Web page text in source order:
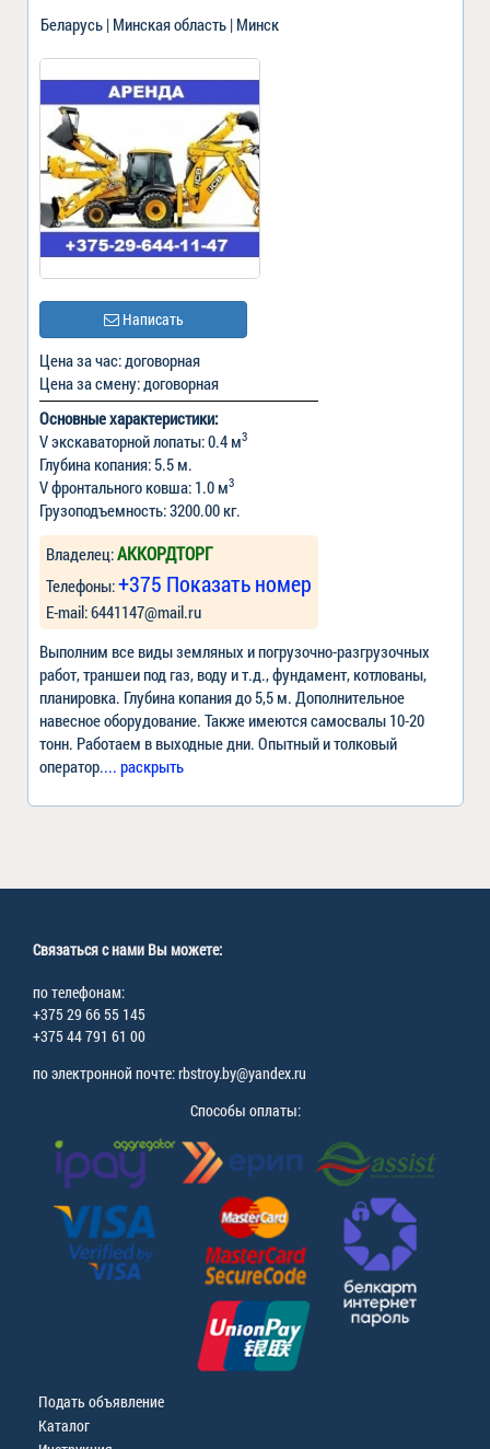
Беларусь | Минская область | Минск
Написать
Цена за час: договорная
Цена за смену: договорная
Основные характеристики:
V экскаваторной лопаты: 0.4 м3
Глубина копания: 5.5 м.
V фронтального ковша: 1.0 м3
Грузоподъемность: 3200.00 кг.
Владелец:АККОРДТОРГ
Телефоны:+375 Показать номер
Е-mail:6441147@mail.ru
Выполним все виды земляных и погрузочно-разгрузочных
работ, траншеи под газ, воду и т.д., фундамент, котлованы,
планировка. Глубина копания до 5,5 м. Дополнительное
навесное оборудование. Также имеются самосвалы 10-20
тонн. Работаем в выходные дни. Опытный и толковый
оператор.... раскрыть
Связаться с нами Вы можете:
по телефонам:
+375 29 66 55 145
+375 44 791 61 00
по электронной почте: rbstroy.by@yandex.ru
Способы оплаты:
Подать объявление
Каталог